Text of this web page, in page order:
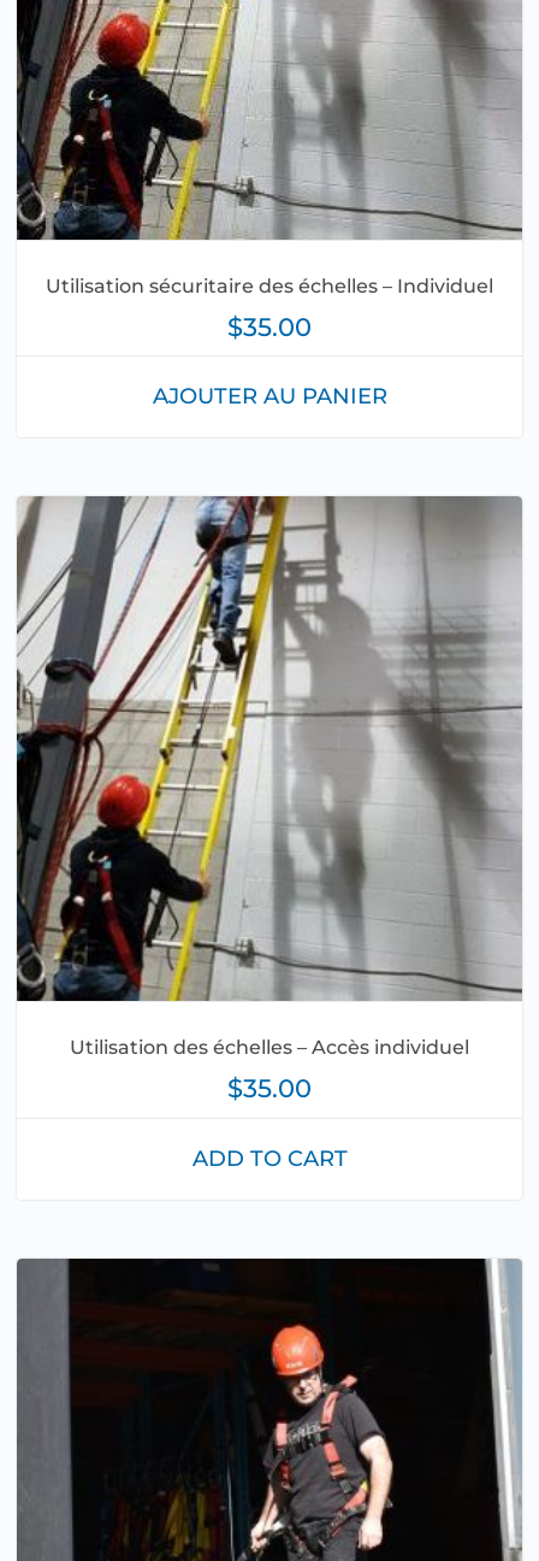
Utilisation sécuritaire des échelles – Individuel
$35.00
AJOUTER AU PANIER
Utilisation des échelles – Accès individuel
$35.00
ADD TO CART